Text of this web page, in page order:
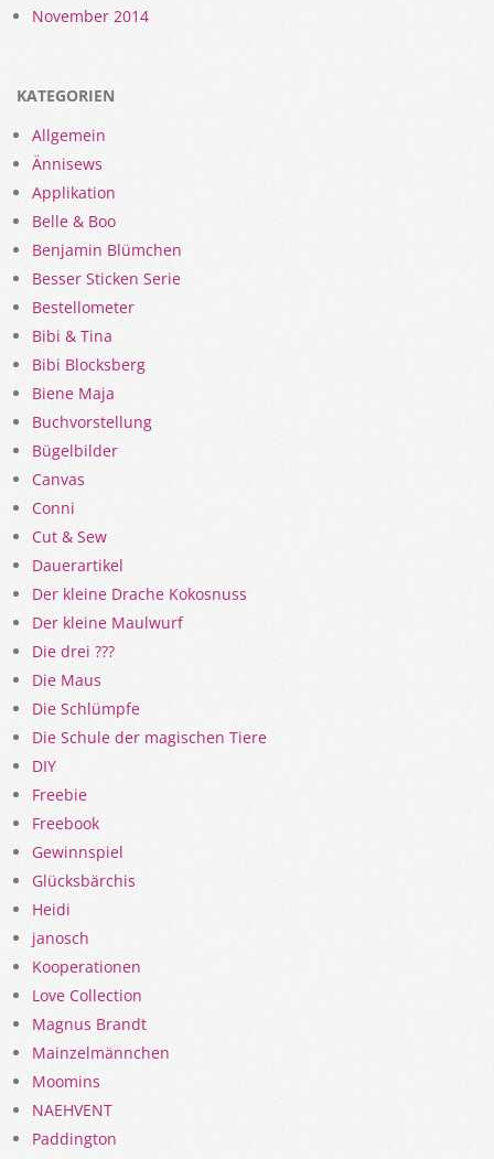
November 2014
KATEGORIEN
Allgemein
Ännisews
Applikation
Belle & Boo
Benjamin Blümchen
Besser Sticken Serie
Bestellometer
Bibi & Tina
Bibi Blocksberg
Biene Maja
Buchvorstellung
Bügelbilder
Canvas
Conni
Cut & Sew
Dauerartikel
Der kleine Drache Kokosnuss
Der kleine Maulwurf
Die drei ???
Die Maus
Die Schlümpfe
Die Schule der magischen Tiere
DIY
Freebie
Freebook
Gewinnspiel
Glücksbärchis
Heidi
janosch
Kooperationen
Love Collection
Magnus Brandt
Mainzelmännchen
Moomins
NAEHVENT
Paddington